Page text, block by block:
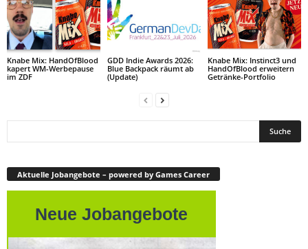
Knabe Mix: HandOfBlood
kapert WM-Werbepause
im ZDF
GDD Indie Awards 2026:
Blue Backpack räumt ab
(Update)
Knabe Mix: Instinct3 und
HandOfBlood erweitern
Getränke-Portfolio
Aktuelle Jobangebote – powered by Games Career